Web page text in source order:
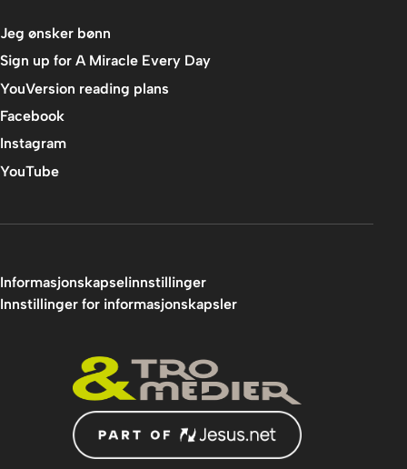
Jeg ønsker bønn
Sign up for A Miracle Every Day
YouVersion reading plans
Facebook
Instagram
YouTube
Informasjonskapselinnstillinger
Innstillinger for informasjonskapsler